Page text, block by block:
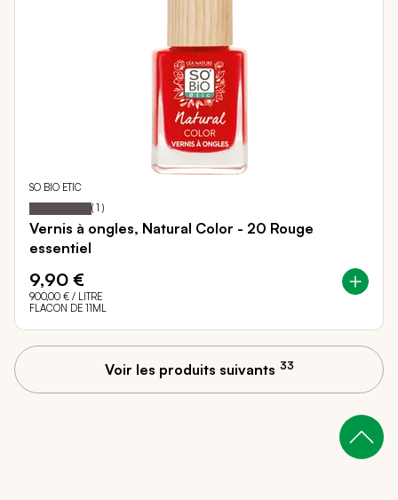
SO BIO ETIC
Notation: 100
% of
( 1 )
Vernis à ongles, Natural Color - 20 Rouge
essentiel
9,90 €
900,00 € / LITRE
FLACON DE 11ML
Voir les produits suivants 33